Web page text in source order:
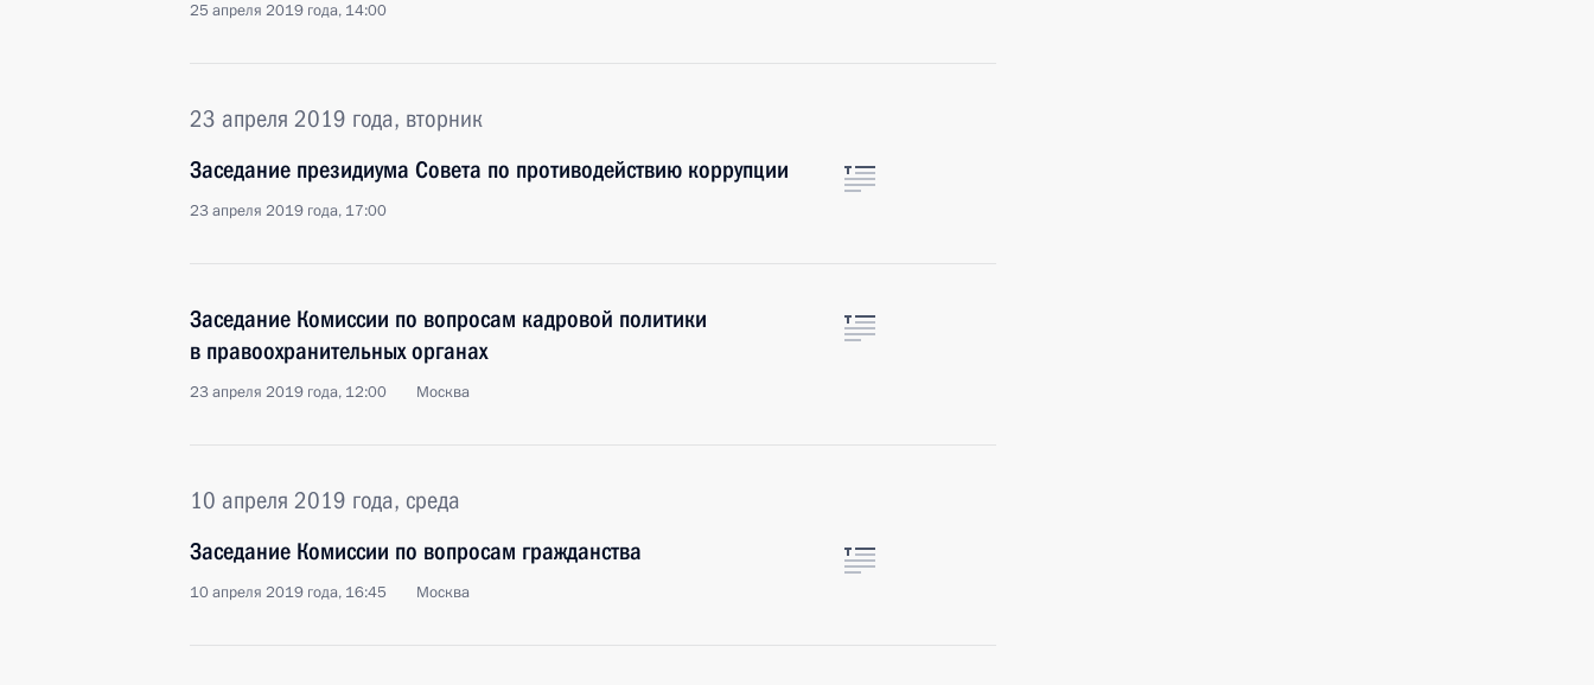
25 апреля 2019 года, 14:00
23 апреля 2019 года, вторник
Заседание президиума Совета по противодействию коррупции
23 апреля 2019 года, 17:00
Заседание Комиссии по вопросам кадровой политики
в правоохранительных органах
23 апреля 2019 года, 12:00 Москва
10 апреля 2019 года, среда
Заседание Комиссии по вопросам гражданства
10 апреля 2019 года, 16:45 Москва